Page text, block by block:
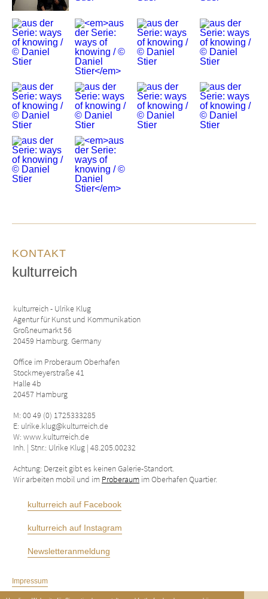
KONTAKT
kulturreich
kulturreich - Ulrike Klug
Agentur für Kunst und Kommunikation
Großneumarkt 56
20459 Hamburg. Germany
Office im Proberaum Oberhafen
Stockmeyerstraße 41
Halle 4b
20457 Hamburg
M: 00 49 (0) 1725333285
E: ulrike.klug@kulturreich.de
W: www.kulturreich.de
Inh. | Stnr.: Ulrike Klug | 48.205.00232
Achtung: Derzeit gibt es keinen Galerie-Standort.
Wir arbeiten mobil und im Proberaum im Oberhafen Quartier.
kulturreich auf Facebook
kulturreich auf Instagram
Newsletteranmeldung
Impressum